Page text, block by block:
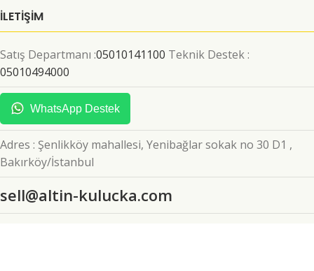
İLETİŞİM
Satış Departmanı :05010141100 Teknik Destek :
05010494000
WhatsApp Destek
Adres : Şenlikköy mahallesi, Yenibağlar sokak no 30 D1 ,
Bakırköy/İstanbul
sell@altin-kulucka.com